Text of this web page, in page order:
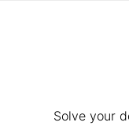
Solve your